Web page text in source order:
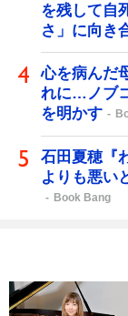
を残して自
さ」に向き
心を病んだ
れに…ノブ
を明かす
石田夏穂『
よりも悪い
Book Bang